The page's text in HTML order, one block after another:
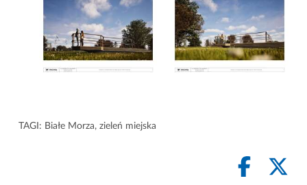
TAGI: Białe Morza, zieleń miejska